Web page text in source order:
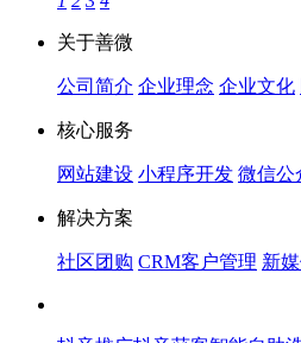
关于善微
公司简介 企业理念 企业文化
核心服务
网站建设 小程序开发 微信公
解决方案
社区团购 CRM客户管理 新